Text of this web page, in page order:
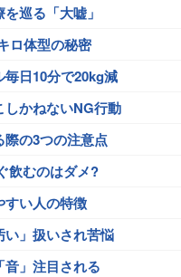
巡る「大嘘」
ロ体型の秘密
日10分で20kg減
しかねないNG行動
際の3つの注意点
飲むのはダメ?
すい人の特徴
い」扱いされ苦悩
」注目される